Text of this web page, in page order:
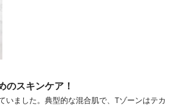
のスキンケア！
いました。典型的な混合肌で、Tゾーンはテカ